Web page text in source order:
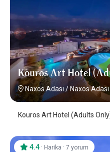
Kouros Art Hotel
Naxos Adası /Naxos Adası
Kouros Art Hotel (Adults
4.4 · Harika · 7 yorum